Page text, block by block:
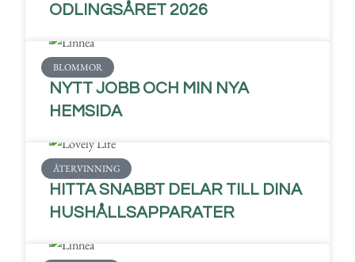
ODLINGSÅRET 2026
BLOMMOR
NYTT JOBB OCH MIN NYA
HEMSIDA
ÅTERVINNING
HITTA SNABBT DELAR TILL DINA
HUSHÅLLSAPPARATER